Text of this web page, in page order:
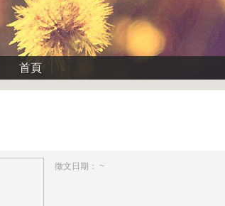
首頁
徵文日期： ~